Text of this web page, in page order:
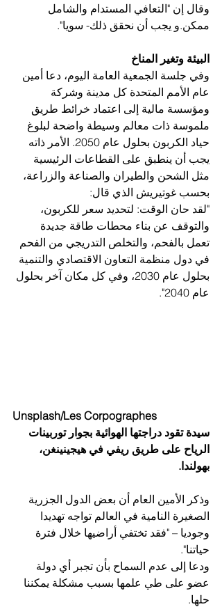
وقال إن "التعافي المستدام والشامل
ممكن.و يجب أن نحقق ذلك- سويا".
البيئة وتغير المناخ
وفي جلسة الجمعية العامة اليوم، دعا أمين
عام الأمم المتحدة كل مدينة وشركة
ومؤسسة مالية إلى اعتماد خرائط طريق
ملموسة ذات معالم وسيطة واضحة لبلوغ
حياد الكربون بحلول عام 2050. الأمر ذاته
يجب أن ينطبق على القطاعات الرئيسية
مثل الشحن والطيران والصناعة والزراعة،
بحسب غوتيريش الذي قال:
"لقد حان الوقت: لتحديد سعر للكربون،
والتوقف عن بناء محطات طاقة جديدة
تعمل بالفحم، والتخلص التدريجي من الفحم
في دول منظمة التعاون الاقتصادي والتنمية
بحلول عام 2030، وفي كل مكان آخر بحلول
عام 2040".
Unsplash/Les Corpographes
سيدة تقود دراجتها الهوائية بجوار توربينات
الرياح على طريق ريفي في هيجينينغن،
بهولندا.
وذكر الأمين العام أن بعض الدول الجزرية
الصغيرة النامية في العالم تواجه تهديدا
وجوديا – "فقد تختفي أراضيها خلال فترة
حياتنا".
ودعا إلى عدم السماح بأن تجبر أي دولة
عضو على طي علمها بسبب مشكلة يمكننا
حلها.